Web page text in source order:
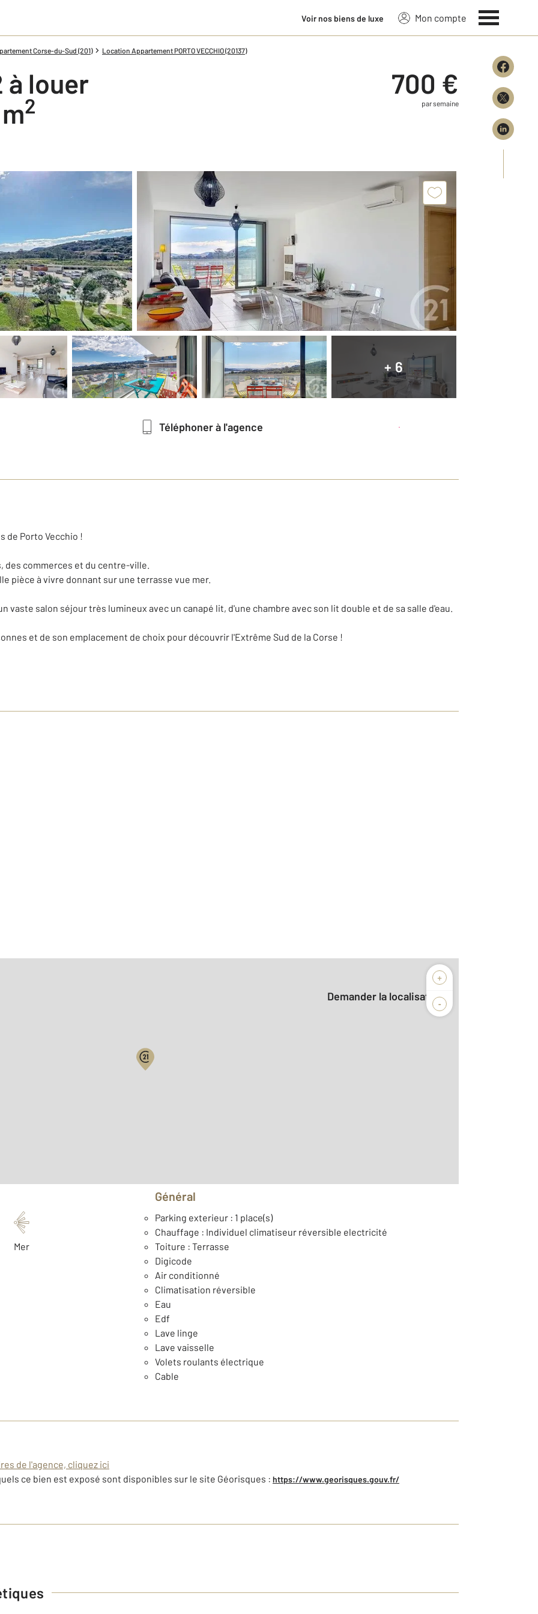
Voir nos biens de luxe Mon compte
Corse-du-Sud (201) Location Appartement PORTO VECCHIO (20137)
à louer
2
700 €
par semaine
+ 6
Téléphoner à l'agence
de Porto Vecchio !
des commerces et du centre-ville.
pièce à vivre donnant sur une terrasse vue mer.
vaste salon séjour très lumineux avec un canapé lit, d'une chambre avec son lit double et de sa salle d'eau.
et de son emplacement de choix pour découvrir l'Extrême Sud de la Corse !
+
-
Demander la localisation
Mer
Général
Parking exterieur : 1 place(s)
Chauffage : Individuel climatiseur réversible electricité
Toiture : Terrasse
Digicode
Air conditionné
Climatisation réversible
Eau
Edf
Lave linge
Lave vaisselle
Volets roulants électrique
Cable
de l'agence, cliquez ici
ce bien est exposé sont disponibles sur le site Géorisques : https://www.georisques.gouv.fr/